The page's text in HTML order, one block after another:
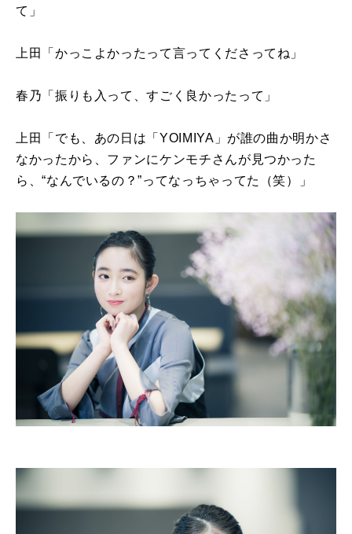
て」
上田「かっこよかったって言ってくださってね」
春乃「振りも入って、すごく良かったって」
上田「でも、あの日は「YOIMIYA」が誰の曲か明かさ
なかったから、ファンにケンモチさんが見つかった
ら、“なんでいるの？”ってなっちゃってた（笑）」